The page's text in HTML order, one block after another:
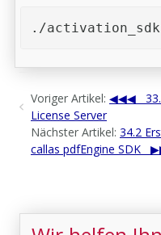
./
Voriger Artikel:
License Server
Nächster Artikel: 34.2
callas pdfEngine SDK